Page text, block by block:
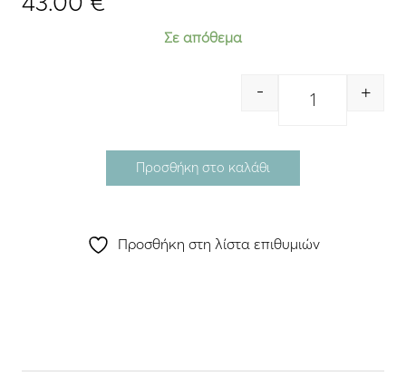
Σε απόθεμα
Quantity
- +
Προσθήκη στο καλάθι
Προσθήκη στη λίστα επιθυμιών